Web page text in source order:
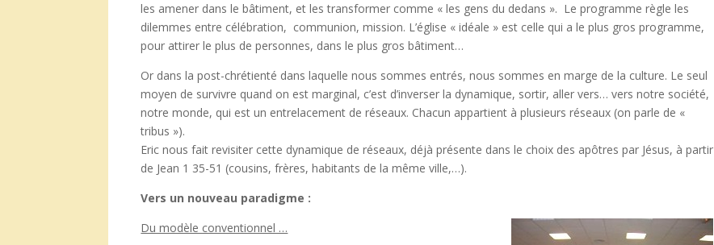
les amener dans le bâtiment, et les transformer comme « les gens du dedans ». Le programme règle les
dilemmes entre célébration, communion, mission. L’église « idéale » est celle qui a le plus gros programme,
pour attirer le plus de personnes, dans le plus gros bâtiment…
Or dans la post-chrétienté dans laquelle nous sommes entrés, nous sommes en marge de la culture. Le seul
moyen de survivre quand on est marginal, c’est d’inverser la dynamique, sortir, aller vers… vers notre société,
notre monde, qui est un entrelacement de réseaux. Chacun appartient à plusieurs réseaux (on parle de «
tribus »).
Eric nous fait revisiter cette dynamique de réseaux, déjà présente dans le choix des apôtres par Jésus, à partir
de Jean 1 35-51 (cousins, frères, habitants de la même ville,…).
Vers un nouveau paradigme :
Du modèle conventionnel …